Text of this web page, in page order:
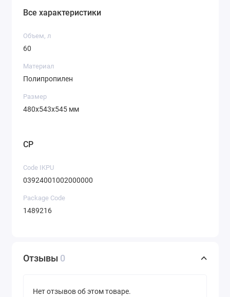
Все характеристики
Объем, л
60
Материал
Полипропилен
Размер
480x543x545 мм
CP
Code IKPU
03924001002000000
Package Code
1489216
Отзывы 0
Нет отзывов об этом товаре.